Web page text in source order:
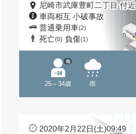
尼崎市武庫豊町二丁目 付近
車両相互 小破事故
普通乗用車(2)
死亡(0) 負傷(1)
25～34歳
他
雨
2020年2月22日(土)09:49